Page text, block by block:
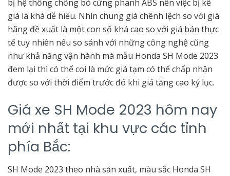
bị hệ thống chống bó cứng phanh ABS nên việc bị kê
giá là khá dễ hiểu. Nhìn chung giá chênh lệch so với giá
hãng đề xuất là một con số khá cao so với giá bán thực
tế tuy nhiên nếu so sánh với những công nghệ cũng
như khả năng vận hành mà mẫu Honda SH Mode 2023
đem lại thì có thể coi là mức giá tạm có thể chấp nhận
được so với thời điểm trước đó khi giá tăng cao kỷ lục.
Giá xe SH Mode 2023 hôm nay
mới nhất tại khu vực các tỉnh
phía Bắc:
SH Mode 2023 theo nhà sản xuất, màu sắc Honda SH